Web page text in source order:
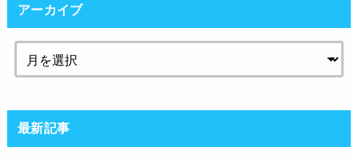
アーカイブ
最新記事